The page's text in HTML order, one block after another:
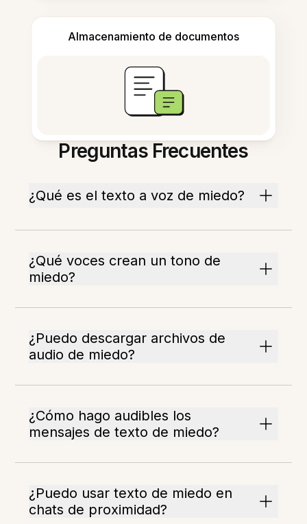
Almacenamiento de documentos
Preguntas Frecuentes
¿Qué es el texto a voz de miedo?
¿Qué voces crean un tono de
miedo?
¿Puedo descargar archivos de
audio de miedo?
¿Cómo hago audibles los
mensajes de texto de miedo?
¿Puedo usar texto de miedo en
chats de proximidad?